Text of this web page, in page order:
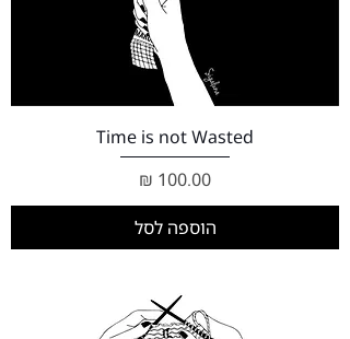
Time is not Wasted
מחיר
הוספה לסל